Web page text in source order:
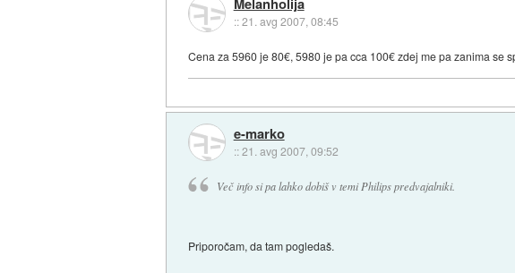
Melanholija
::21. avg 2007, 08:45
Cena za 5960 je 80€, 5980 je pa cca 100€ zdej me pa zanima se
e-marko
::21. avg 2007, 09:52
Več info si pa lahko dobiš v temi Philips predvajalniki.
Priporočam, da tam pogledaš.